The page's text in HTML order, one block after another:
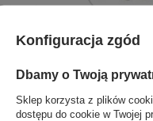
do
Kinkiet
185,99 zł /
Konfiguracja zgód
Dbamy o Twoją
Sklep korzysta z plików
dostępu do cookie w Twojej